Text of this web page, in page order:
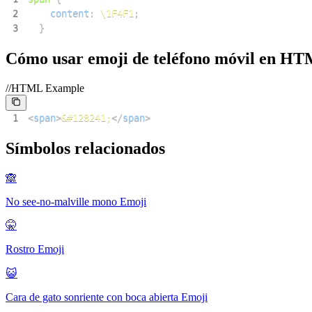
2
content : \1F4F1;
3
}
Cómo usar emoji de teléfono móvil en
//HTML Example
1 <span>&#128241;</span>
Símbolos relacionados
🙈
No see-no-malville mono Emoji
🤫
Rostro Emoji
😺
Cara de gato sonriente con boca abierta Emoji